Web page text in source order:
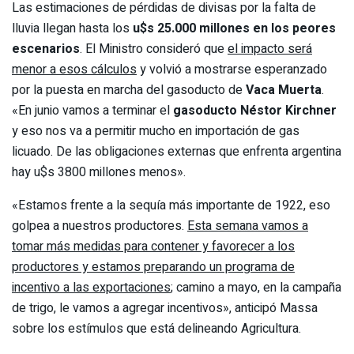
Las estimaciones de pérdidas de divisas por la falta de
lluvia llegan hasta los u$s 25.000 millones en los peores
escenarios. El Ministro consideró queel impacto será
menor a esos cálculosy volvió a mostrarse esperanzado
por la puesta en marcha del gasoducto deVaca Muerta.
«En junio vamos a terminar el gasoducto Néstor Kirchner
y eso nos va a permitir mucho en importación de gas
licuado. De las obligaciones externas que enfrenta argentina
hay u$s 3800 millones menos».
«Estamos frente a la sequía más importante de 1922, eso
golpea a nuestros productores. Esta semana vamos a
tomar más medidas para contener y favorecer a los
productores y estamos preparando un programa de
incentivo a las exportaciones; camino a mayo, en la campaña
de trigo, le vamos a agregar incentivos», anticipó Massa
sobre los estímulos que está delineando Agricultura.